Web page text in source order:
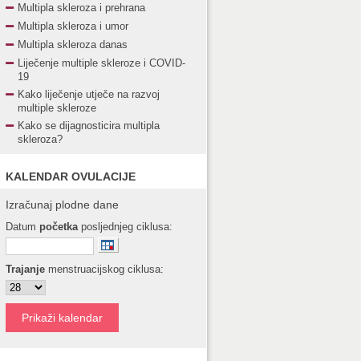
Multipla skleroza i prehrana
Multipla skleroza i umor
Multipla skleroza danas
Liječenje multiple skleroze i COVID-
19
Kako liječenje utječe na razvoj
multiple skleroze
Kako se dijagnosticira multipla
skleroza?
KALENDAR OVULACIJE
Izračunaj plodne dane
Datum početkaposljednjeg ciklusa:
Trajanje menstruacijskog ciklusa: